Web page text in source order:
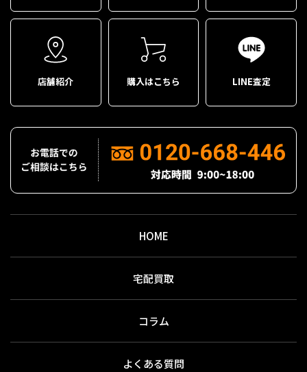
店舗紹介 購入はこちら LINE査定
HOME
宅配買取
コラム
よくある質問